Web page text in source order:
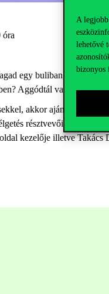
A
lehetővé
bizonyos
óra
egy buliban,
Aggódtál valaha
akkor ajánljuk a
résztvevői a
kezelője illetve